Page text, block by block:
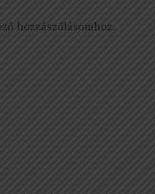
hozzászólásomhoz.